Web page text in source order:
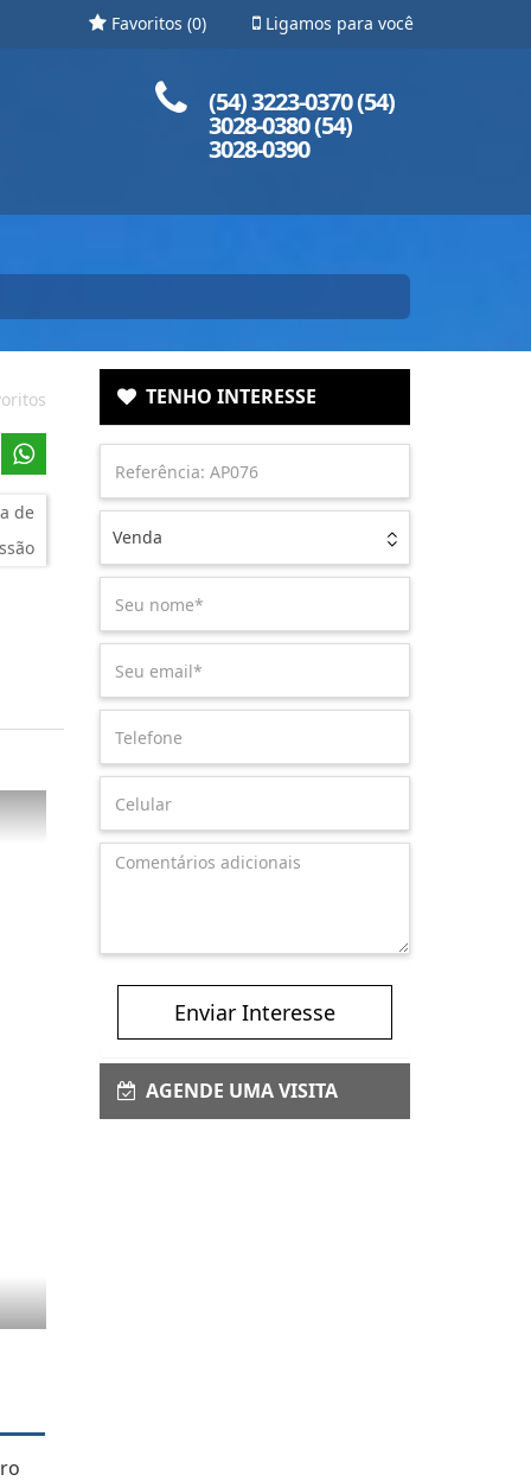
Ligamos para você
Favoritos (0)
(54) 3223-0370 (54)
3028-0380 (54)
3028-0390
de
TENHO INTERESSE
Venda
Enviar Interesse
AGENDE UMA VISITA